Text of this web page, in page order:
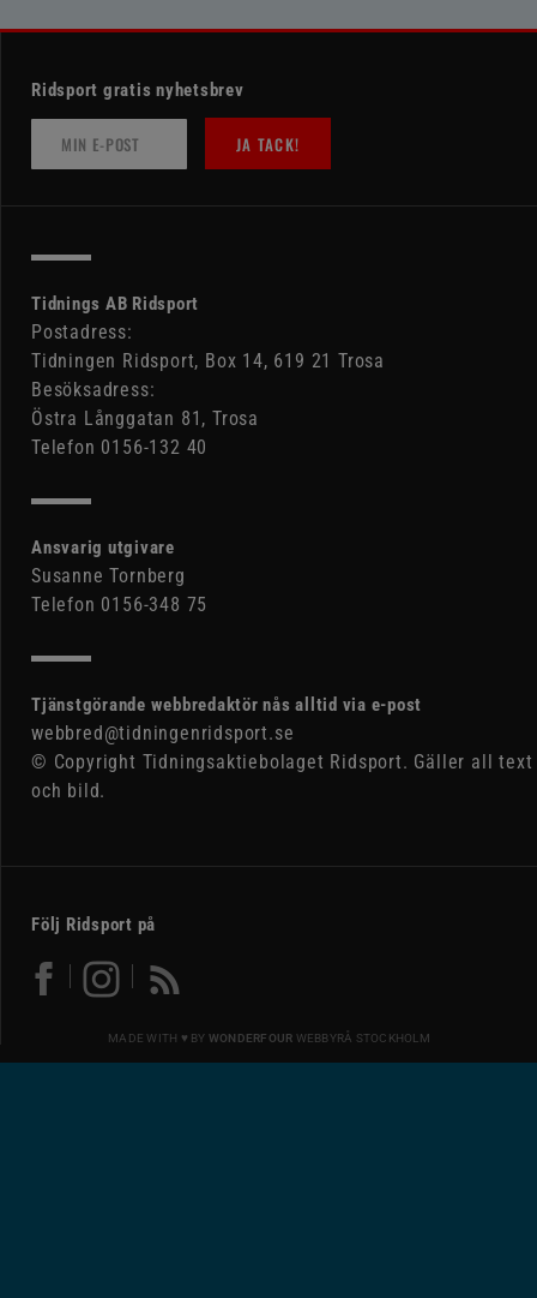
Ridsport gratis nyhetsbrev
JA TACK!
Tidnings AB Ridsport
Postadress:
Tidningen Ridsport, Box 14, 619 21 Trosa
Besöksadress:
Östra Långgatan 81, Trosa
Telefon 0156-132 40
Ansvarig utgivare
Susanne Tornberg
Telefon 0156-348 75
Tjänstgörande webbredaktör nås alltid via e-post
webbred@tidningenridsport.se
© Copyright Tidningsaktiebolaget Ridsport. Gäller all text
och bild.
Följ Ridsport på
MADE WITH ♥ BY WONDERFOUR WEBBYRÅ STOCKHOLM